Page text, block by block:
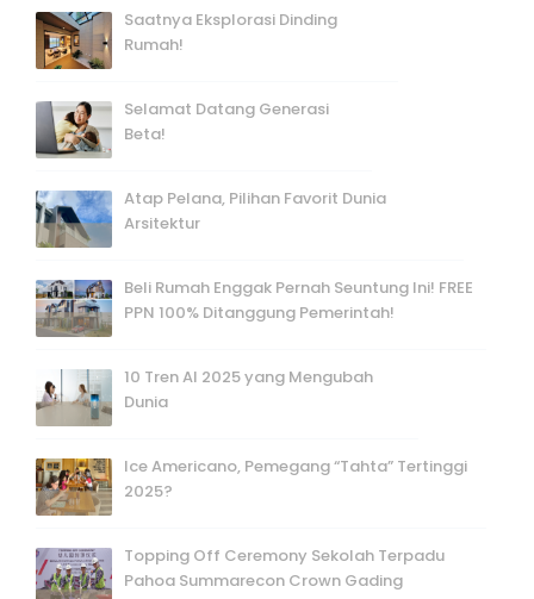
Saatnya Eksplorasi Dinding
Rumah!
Selamat Datang Generasi
Beta!
Atap Pelana, Pilihan Favorit Dunia
Arsitektur
Beli Rumah Enggak Pernah Seuntung Ini! FREE
PPN 100% Ditanggung Pemerintah!
10 Tren AI 2025 yang Mengubah
Dunia
Ice Americano, Pemegang “Tahta” Tertinggi
2025?
Topping Off Ceremony Sekolah Terpadu
Pahoa Summarecon Crown Gading